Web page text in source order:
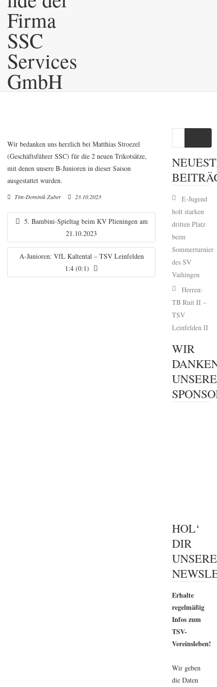
Firma
SSC
Services
GmbH
Wir bedanken uns herzlich bei Matthias Stroezel
(Geschäftsführer SSC) für die 2 neuen Trikotsätze,
mit denen unsere B-Junioren in dieser Saison
ausgestattet wurden.
Tim-Dominik Zuber 23.10.2023
5. Bambini-Spieltag beim KV Plieningen am
21.10.2023
A-Junioren: VfL Kaltental – TSV Leinfelden
1:4 (0:1)
E-Jugend
holt starken
dritten Platz
beim
Sommerturnier
des SV
Vaihingen
Herren:
TB Ruit II –
TSV
Leinfelden II
WIR
HOL‘
DIR
Erhalte
regelmäßig
Infos zum
TSV-
Vereinsleben!
Wir geben
die Daten